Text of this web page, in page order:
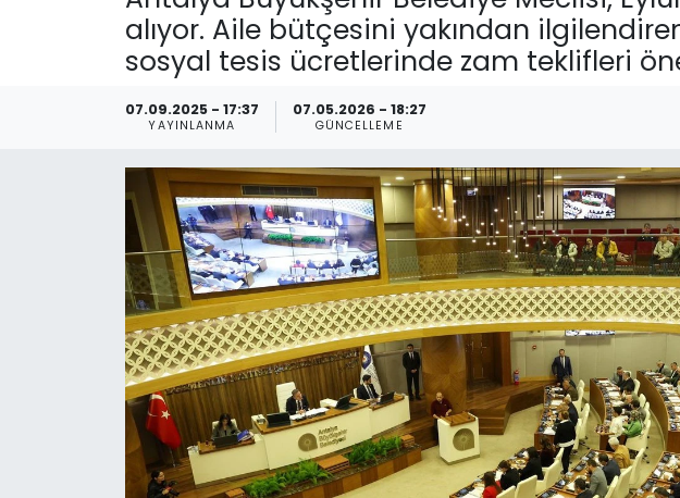
alıyor. Aile bütçesini yakından
sosyal tesis ücretlerinde zam teklifleri
07.09.2025 - 17:37
YAYINLANMA
07.05.2026 - 18:27
GÜNCELLEME
Teknoloji
Gizlilik Sözleşmesi
İletişim